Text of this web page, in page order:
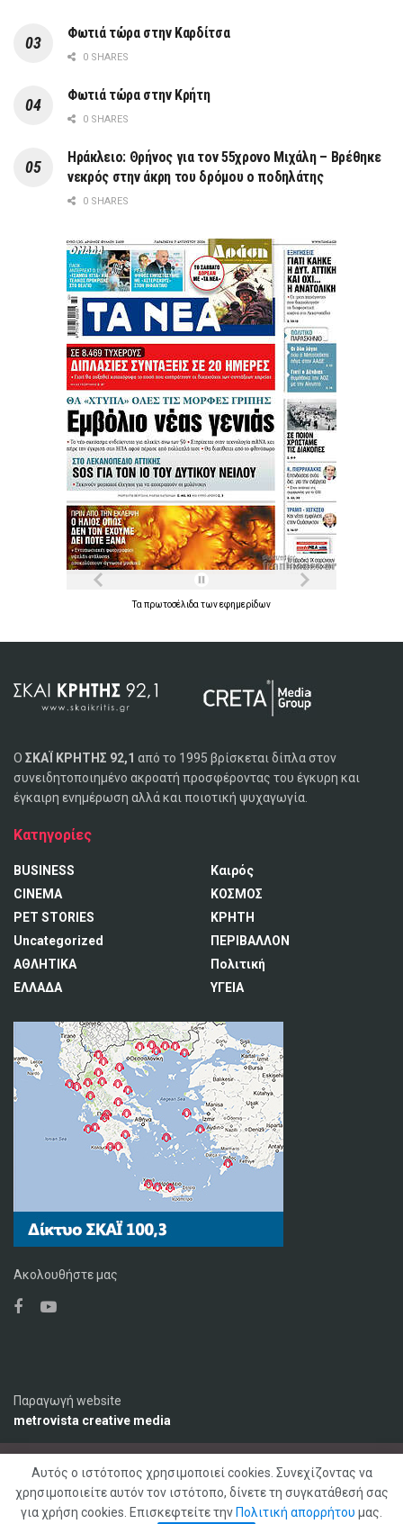
Φωτιά τώρα στην Καρδίτσα
0 SHARES
Φωτιά τώρα στην Κρήτη
0 SHARES
Ηράκλειο: Θρήνος για τον 55χρονο Μιχάλη – Βρέθηκε
νεκρός στην άκρη του δρόμου ο ποδηλάτης
0 SHARES
Τα πρωτοσέλιδα τωνεφημερίδων
Ο ΣΚΑΪ ΚΡΗΤΗΣ 92,1 από το 1995 βρίσκεται δίπλα στον
συνειδητοποιημένο ακροατή προσφέροντας του έγκυρη και
έγκαιρη ενημέρωση αλλά και ποιοτική ψυχαγωγία.
Κατηγορίες
BUSINESS
CINEMA
PET STORIES
Uncategorized
ΑΘΛΗΤΙΚΑ
ΕΛΛΑΔΑ
Καιρός
ΚΟΣΜΟΣ
ΚΡΗΤΗ
ΠΕΡΙΒΑΛΛΟΝ
Πολιτική
ΥΓΕΙΑ
Ακολουθήστε μας
Παραγωγή website
metrovista creative media
Ο Σταθμός Διαφήμιση
Επικοινωνία
Πολιτική Απορρήτου
Αυτός ο ιστότοπος χρησιμοποιεί cookies. Συνεχίζοντας να
χρησιμοποιείτε αυτόν τον ιστότοπο, δίνετε τη συγκατάθεσή σας
για χρήση cookies. Επισκεφτείτε την Πολιτική απορρήτου μας.